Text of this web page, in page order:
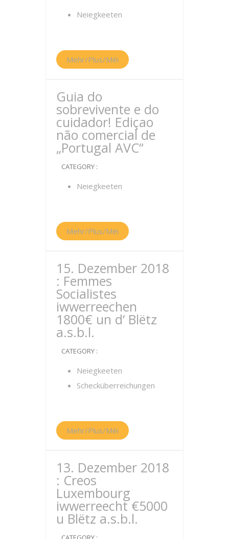
Neiegkeeten
Mehr/Plus/Méi
Guia do
sobrevivente e do
cuidador! Ediçao
não comercial de
„Portugal AVC“
CATEGORY :
Neiegkeeten
Mehr/Plus/Méi
15. Dezember 2018
: Femmes
Socialistes
iwwerreechen
1800€ un d‘ Blëtz
a.s.b.l.
CATEGORY :
Neiegkeeten
Schecküberreichungen
Mehr/Plus/Méi
13. Dezember 2018
: Creos
Luxembourg
iwwerreecht €5000
u Blëtz a.s.b.l.